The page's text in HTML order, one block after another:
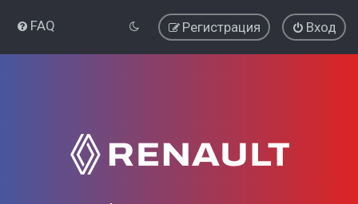
FAQ Вход
Регистрация